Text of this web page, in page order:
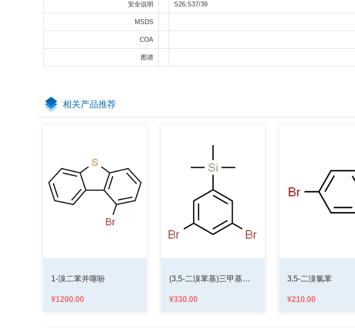
安全说明 S26;S37/39
MSDS
COA
图谱
相关产品推荐
(3,5-二溴苯基)三甲基硅烷 3,5-二溴氯苯